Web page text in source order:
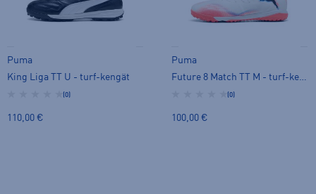
Puma
King Liga TT U - turf-kengät
(0)
110,00 €
Puma
Future 8 Match TT M - turf-kengät
(0)
100,00 €